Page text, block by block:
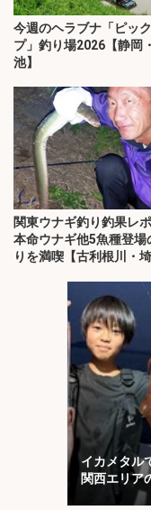
今週のヘラブナ「ピッ
プ」釣り場2026【静岡
池】
関東ウナギ釣り釣果レ
本命ウナギ他5魚種登場
りを満喫【古利根川・埼
イカメタル
関西エリア